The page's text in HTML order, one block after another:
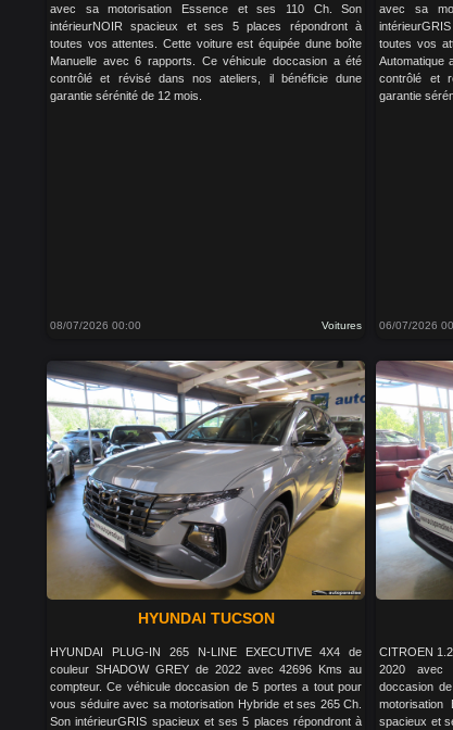
avec sa motorisation Essence et ses 110 Ch. Son
intérieurNOIR spacieux et ses 5 places répondront à
toutes vos attentes. Cette voiture est équipée dune boîte
Manuelle avec 6 rapports. Ce véhicule doccasion a été
contrôlé et révisé dans nos ateliers, il bénéficie dune
garantie sérénité de 12 mois.
08/07/2026 00:00 Voitures
avec sa
toutes vos
Automatique
contrôlé et
garantie
06/07/2026
HYUNDAI TUCSON
HYUNDAI PLUG-IN 265 N-LINE EXECUTIVE 4X4 de
couleur SHADOW GREY de 2022 avec 42696 Kms au
compteur. Ce véhicule doccasion de 5 portes a tout pour
vous séduire avec sa motorisation Hybride et ses 265 Ch.
Son intérieurGRIS spacieux et ses 5 places répondront à
CITROEN
2020 avec
doccasion
motorisation
spacieux et